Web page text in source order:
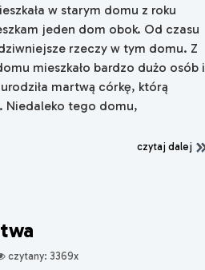
w starym domu z roku
jeden dom obok. Od czasu
rzeczy w tym domu. Z
mieszkało bardzo dużo osób i
martwą córkę, którą
Niedaleko tego domu,
czytaj dalej
czytany: 3369x